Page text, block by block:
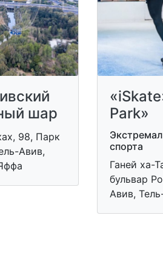
шар
98, Парк
Авив,
Park»
спорта
Ганей ха-
бульвар
Авив,